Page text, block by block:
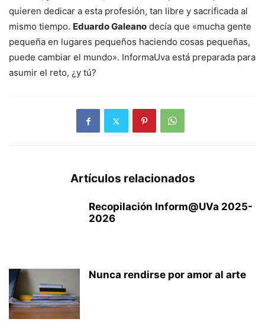
quieren dedicar a esta profesión, tan libre y sacrificada al
mismo tiempo. Eduardo Galeano decía que «mucha gente
pequeña en lugares pequeños haciendo cosas pequeñas,
puede cambiar el mundo». InformaUva está preparada para
asumir el reto, ¿y tú?
Artículos relacionados
Recopilación Inform@UVa 2025-
2026
Nunca rendirse por amor al arte